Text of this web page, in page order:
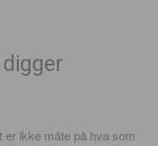
er ikke måte på hva som